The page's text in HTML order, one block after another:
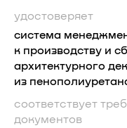
удостоверяет
система
к производству и
архитектурного
из
соответствует
документов